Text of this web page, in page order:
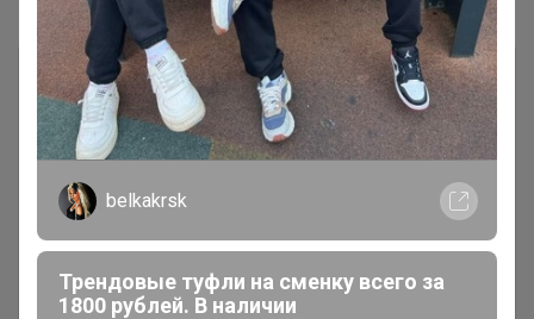
belkakrsk
Трендовые туфли на сменку всего за
1800 рублей. В наличии